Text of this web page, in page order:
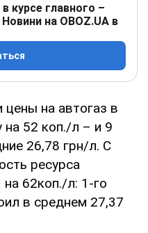
курсе главного –
на OBOZ.UA в
цены на автогаз в
на 52 коп./л – и 9
26,78 грн/л. С
ресурса
62коп./л: 1-го
в среднем 27,37